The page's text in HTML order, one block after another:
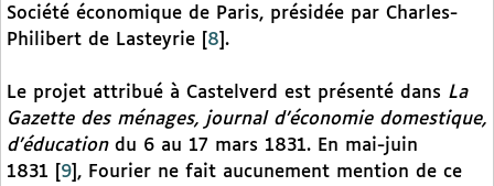
Société économique de Paris, présidée par Charles-
Philibert de Lasteyrie
8 .
Le projet attribué à Castelverd est présenté dans La
Gazette des ménages, journal d’économie domestique,
d’éducationdu 6 au 17 mars 1831. En mai-juin
1831
9 , Fourier ne fait aucunement mention de ce